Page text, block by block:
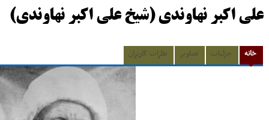
علی اکبر نهاوندی (شیخ علی اکبر نهاوندی)
خانه جزئیات تصاویر نظرات کاربران